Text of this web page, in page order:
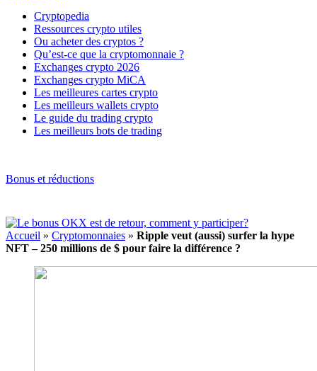
Cryptopedia
Ressources crypto utiles
Ou acheter des cryptos ?
Qu’est-ce que la cryptomonnaie ?
Exchanges crypto 2026
Exchanges crypto MiCA
Les meilleures cartes crypto
Les meilleurs wallets crypto
Le guide du trading crypto
Les meilleurs bots de trading
Bonus et réductions
Accueil » Cryptomonnaies » Ripple veut (aussi) surfer la hype
NFT – 250 millions de $ pour faire la différence ?